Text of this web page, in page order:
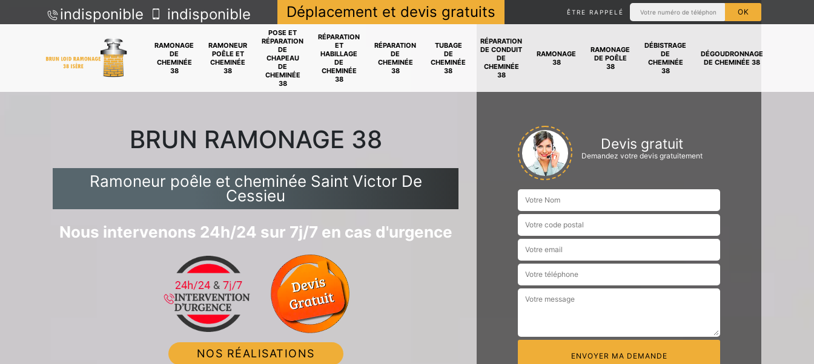
indisponible indisponible Déplacement et devis gratuits ÊTRE RAPPELÉ
RAMONAGE
DE
CHEMINÉE
38
RAMONEUR
POÊLE ET
CHEMINÉE
38
POSE ET
RÉPARATION
DE
CHAPEAU
DE
CHEMINÉE
38
RÉPARATION
ET
HABILLAGE
DE
CHEMINÉE
38
RÉPARATION
DE
CHEMINÉE
38
TUBAGE
DE
CHEMINÉE
38
RÉPARATION
DE CONDUIT
DE
CHEMINÉE
38
RAMONAGE
38
RAMONAGE
DE POÊLE
38
DÉBISTRAGE
DE
CHEMINÉE
38
DÉGOUDRONNAGE
DE CHEMINÉE 38
BRUN RAMONAGE 38
Ramoneur poêle et cheminée Saint Victor De
Cessieu
Nous intervenons 24h/24 sur 7j/7 en cas d'urgence
NOS RÉALISATIONS
Devis gratuit
Demandez votre devis gratuitement